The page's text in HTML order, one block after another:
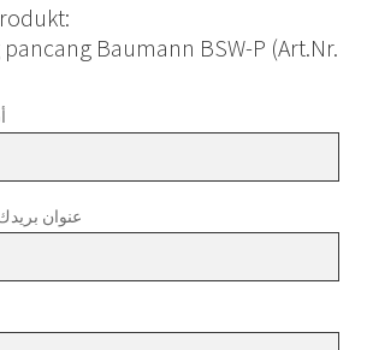
Baumann BSW-P (Art.Nr.
عنوان